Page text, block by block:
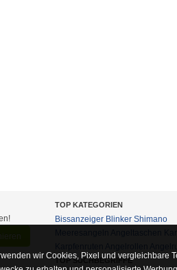
TOP KATEGORIEN
Bissanzeiger Blinker Shimano
TOP SUCHBEGRIFFE
wir Cookies, Pixel und vergleichbare